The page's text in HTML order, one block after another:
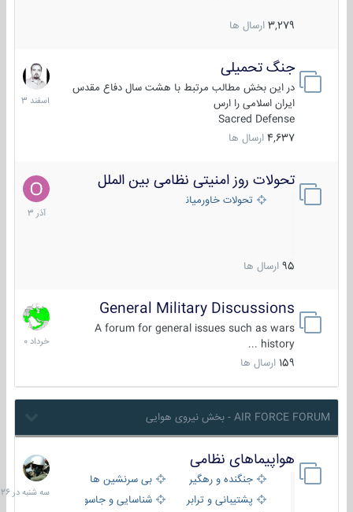
3,279 ارسال ها
جنگ تحمیلی
در این بخش مطالب مرتبط با هشت سال دفاع مقدس
ایران اسلامی را ارس
Sacred Defense
4,637 ارسال ها
20
اسفند
1403
تحولات روز امنیتی نظامی بین الملل
تحولات خاورمیانه
95 ارسال ها
21
آذر
1403
General Military Discussions
A forum for general issues such as wars
history ...
159 ارسال ها
10
خرداد
1400
AIR FORCE FORUM - بخش نیروی هوایی
هواپیماهای نظامی
جنگنده و رهگیر
بی سرنشین ها
پشتیبانی و ترابری
شناسایی و جاسوسی
سه
شنبه
در